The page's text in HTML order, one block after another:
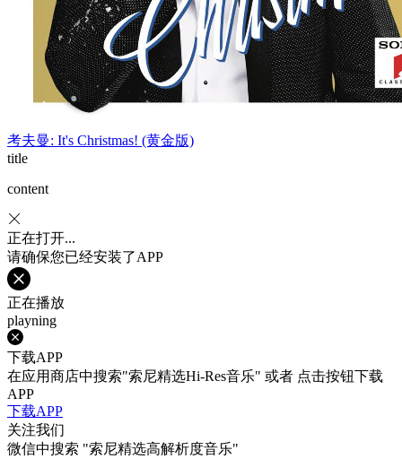
考夫曼: It's Christmas! (黄金版)
title
content
正在打开...
请确保您已经安装了APP
正在播放
playning
下载APP
在应用商店中搜索"索尼精选Hi-Res音乐" 或者 点击按钮下载
APP
下载APP
关注我们
微信中搜索 "索尼精选高解析度音乐"